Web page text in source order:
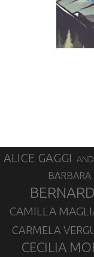
ALICE GAGGI
BARBARA
CAMILLA
CARMELA
CECILIA